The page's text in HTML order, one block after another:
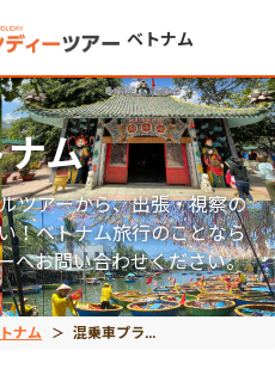
ベトナム
ナム 混乗車プラン（【ハノイ発】バッチャン陶器村 <午前>）
ム
ツアーから、出張・視察の
！ベトナム旅行のことなら
へお問い合わせください。